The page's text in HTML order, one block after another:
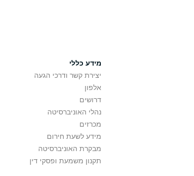
מידע כללי
יצירת קשר ודרכי הגעה
אלפון
דרושים
נהלי האוניברסיטה
מכרזים
מידע לשעת חירום
מבקרת האוניברסיטה
תקנון משמעת ופסקי דין